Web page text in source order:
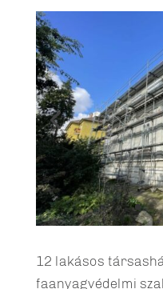
12 lakásos
faanyagvédelmi